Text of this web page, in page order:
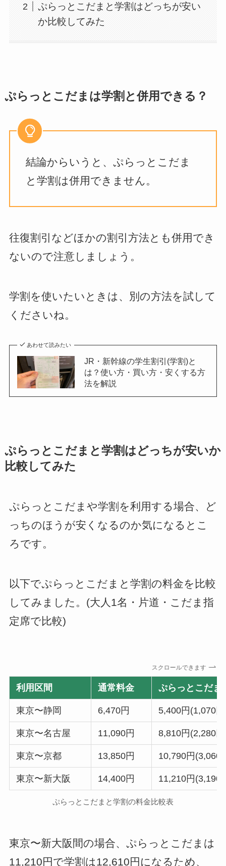
ぷらっとこだまと学割はどっちが安い
か比較してみた
ぷらっとこだまは学割と併用できる？
結論からいうと、ぷらっとこだま
と学割は併用できません。
往復割引などほかの割引方法とも併用でき
ないので注意しましょう。
学割を使いたいときは、別の方法を試して
くださいね。
あわせて読みたい
JR・新幹線の学生割引(学割)と
は？使い方・買い方・安くする方
法を解説
ぷらっとこだまと学割はどっちが安いか
比較してみた
ぷらっとこだまや学割を利用する場合、ど
っちのほうが安くなるのか気になるとこ
ろです。
以下でぷらっとこだまと学割の料金を比較
してみました。(大人1名・片道・こだま指
定席で比較)
スクロールできます
利用区間 通常料金 ぷらっとこだま
東京〜静岡 6,470円 5,400円(1,070
東京〜名古屋 11,090円 8,810円(2,280
東京〜京都 13,850円 10,790円(3,060
東京〜新大阪 14,400円 11,210円(3,190
ぷらっとこだまと学割の料金比較表
東京〜新大阪間の場合、ぷらっとこだまは
11,210円で学割は12,610円になるため、